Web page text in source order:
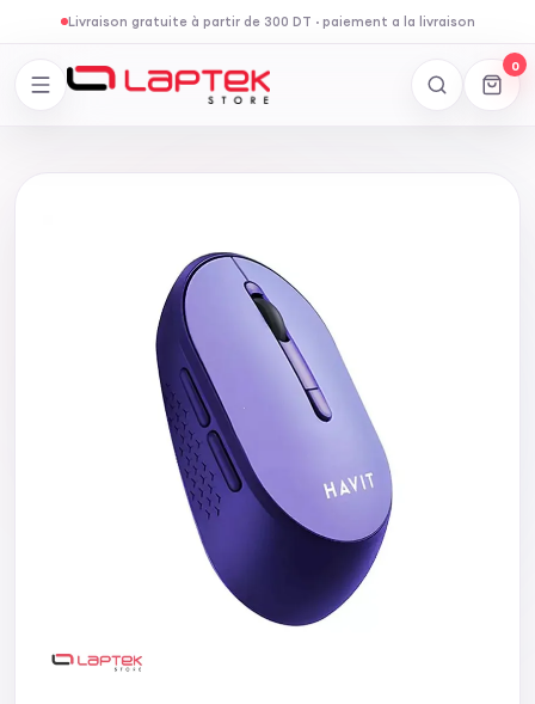
Livraison gratuite à partir de 300 DT ·paiement a la livraison
0